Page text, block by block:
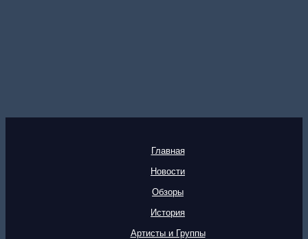
Главная
Новости
Обзоры
История
Артисты и Группы